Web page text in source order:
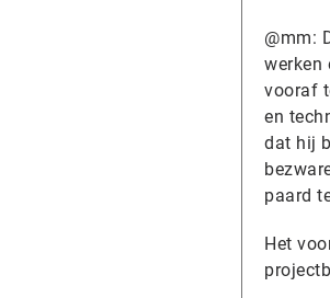
@mm:
werken
vooraf
en
dat hij
paard
Het